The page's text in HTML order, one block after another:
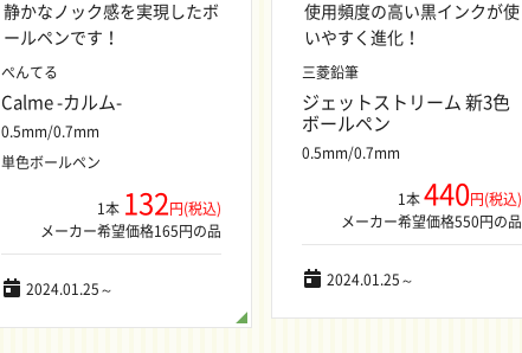
静かなノック感を実現したボ
ールペンです！
ぺんてる
Calme -カルム-
0.5mm/0.7mm
単色ボールペン
1本 132円(税込)
メーカー希望価格165円の品
2024.01.25～
使用頻度の高い黒インクが使
いやすく進化！
三菱鉛筆
ジェットストリーム 新3色
ボールペン
0.5mm/0.7mm
1本440円(税込)
メーカー希望価格550円の品
2024.01.25～